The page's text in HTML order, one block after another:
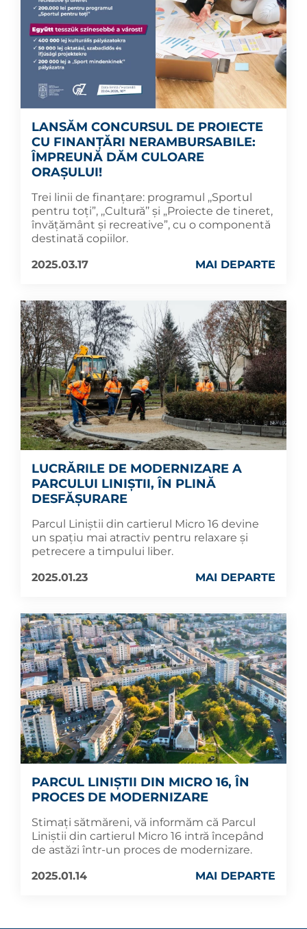
LANSĂM CONCURSUL DE PROIECTE
CU FINANȚĂRI NERAMBURSABILE:
ÎMPREUNĂ DĂM CULOARE
ORAȘULUI!
Trei linii de finanțare: programul ,,Sportul
pentru toți”, ,,Cultură’’ și „Proiecte de tineret,
învățământ şi recreative”, cu o componentă
destinată copiilor.
2025.03.17
MAI DEPARTE
LUCRĂRILE DE MODERNIZARE A
PARCULUI LINIȘTII, ÎN PLINĂ
DESFĂȘURARE
Parcul Liniștii din cartierul Micro 16 devine
un spațiu mai atractiv pentru relaxare și
petrecere a timpului liber.
2025.01.23
MAI DEPARTE
PARCUL LINIȘTII DIN MICRO 16, ÎN
PROCES DE MODERNIZARE
Stimați sătmăreni, vă informăm că Parcul
Liniștii din cartierul Micro 16 intră începând
de astăzi într-un proces de modernizare.
2025.01.14
MAI DEPARTE